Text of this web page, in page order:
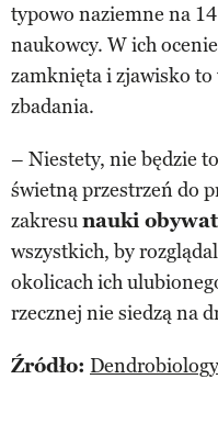
typowo naziemne na
naukowcy. W ich
zamknięta i zjawisko
zbadania.
– Niestety, nie będzie
świetną przestrzeń do
zakresunauki
wszystkich, by
okolicach ich
rzecznej nie siedzą na
Źródło: Dendrobiology